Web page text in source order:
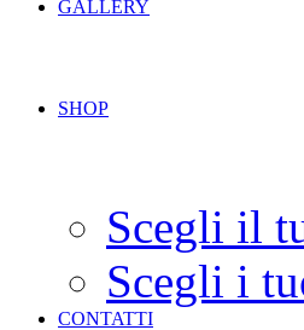
GALLERY
SHOP
Scegli il
Scegli i
CONTATTI